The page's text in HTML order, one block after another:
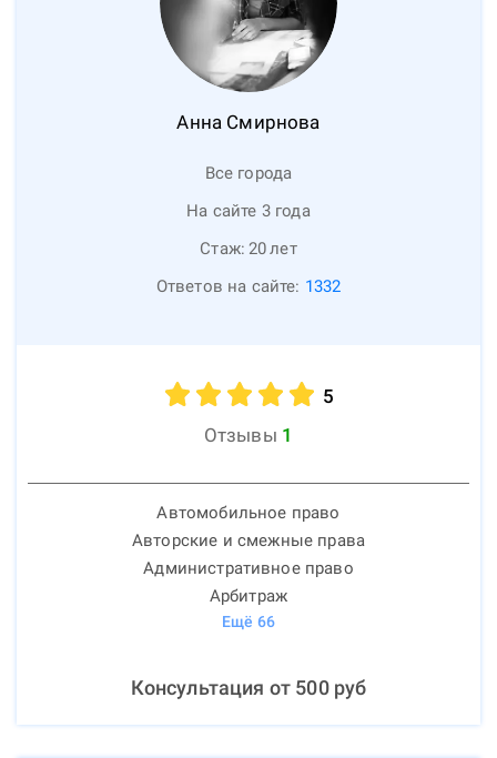
Анна Смирнова
Все города
На сайте 3 года
Стаж: 20лет
Ответов на сайте: 1332
5
Отзывы 1
Автомобильное право
Авторские и смежные права
Административное право
Арбитраж
Ещё 66
Консультация от 500руб